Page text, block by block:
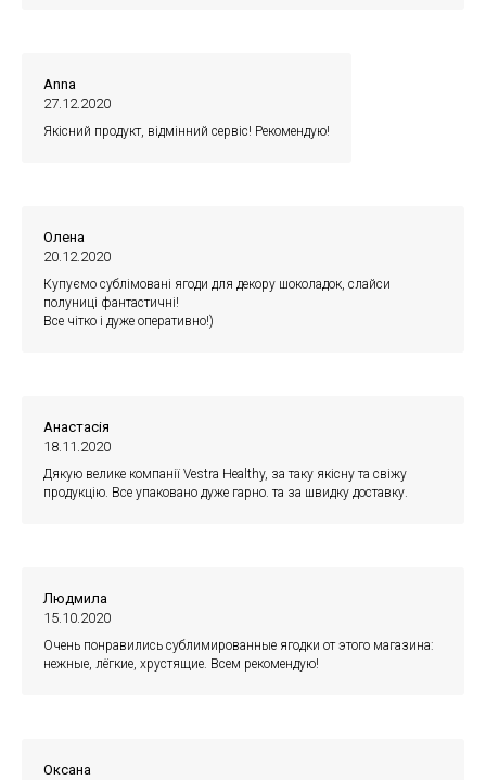
Anna
27.12.2020
Якісний продукт, відмінний сервіс! Рекомендую!
Олена
20.12.2020
Купуємо сублімовані ягоди для декору шоколадок, слайси
полуниці фантастичні!
Все чітко і дуже оперативно!)
Анастасія
18.11.2020
Дякую велике компанії Vestra Healthy, за таку якісну та свіжу
продукцію. Все упаковано дуже гарно. та за швидку доставку.
Людмила
15.10.2020
Очень понравились сублимированные ягодки от этого магазина:
нежные, лёгкие, хрустящие. Всем рекомендую!
Оксана